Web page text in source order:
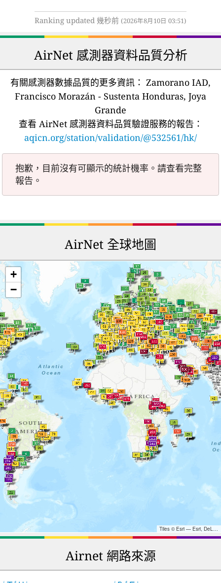
Ranking updated 幾秒前 (2026年8月10日 03:51)
AirNet 感測器資料品質分析
有關感測器數據品質的更多資訊： Zamorano IAD,
Francisco Morazán - Sustenta Honduras, Joya
Grande
查看 AirNet 感測器資料品質驗證服務的報告：
aqicn.org/station/validation/@532561/hk/
抱歉，目前沒有可顯示的統計機率。請查看完整
報告。
AirNet 全球地圖
+
−
Airnet 網路來源